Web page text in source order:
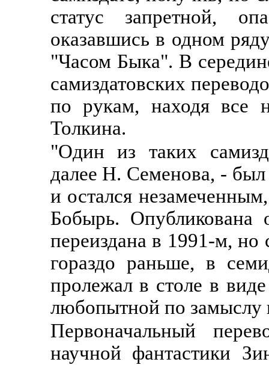
статус запретной,
оказавшись в одном
"Часом Быка". В
самиздатовских
по рукам, находя все
Толкина.
"Один из таких
далее Н. Семенова, - был
и остался
Бобырь. Опубликована
переиздана в 1991-м, но
гораздо раньше, в
пролежал в столе в
любопытной по
Первоначальный
научной фантастики